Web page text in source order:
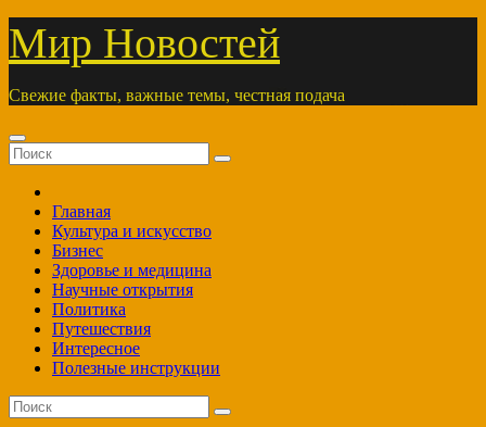
Перейти
содержимому
Мир Новостей
Свежие факты, важные темы, честная подача
Главная
Культура и искусство
Бизнес
Здоровье и медицина
Научные открытия
Политика
Путешествия
Интересное
Полезные инструкции